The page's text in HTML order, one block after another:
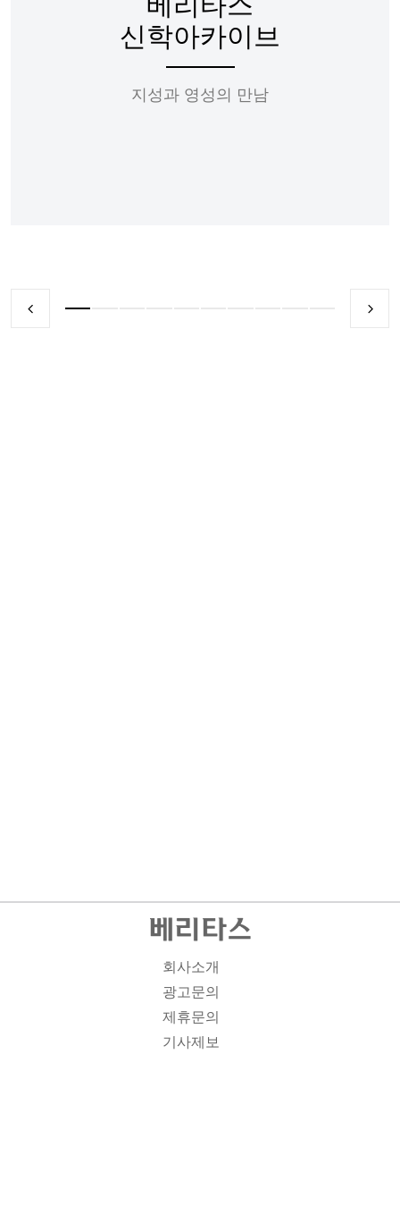
신학아카이브
지성과 영성의 만남
회사소개
광고문의
제휴문의
기사제보